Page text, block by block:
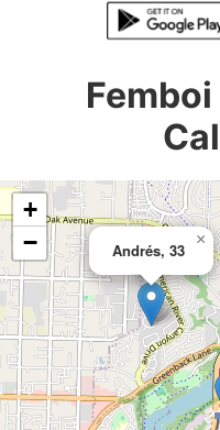
Andrés, 33
×
+
−